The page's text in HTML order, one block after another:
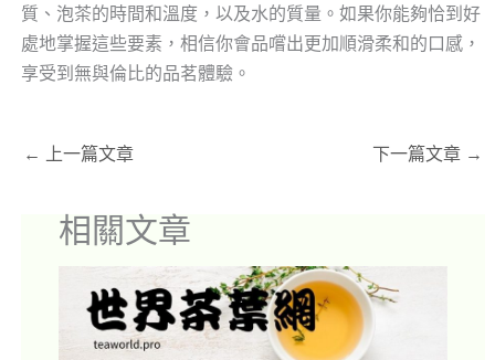
質、泡茶的時間和溫度，以及水的質量。如果你能夠恰到好
處地掌握這些要素，相信你會品嚐出更加順滑柔和的口感，
享受到無與倫比的品茗體驗。
← 上一篇文章 下一篇文章 →
相關文章